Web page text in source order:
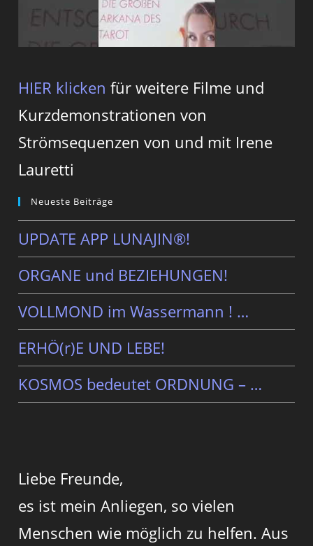
HIER klicken für weitere Filme und
Kurzdemonstrationen von
Strömsequenzen von und mit Irene
Lauretti
Neueste Beiträge
UPDATE APP LUNAJIN®!
ORGANE und BEZIEHUNGEN!
VOLLMOND im Wassermann ! …
ERHÖ(r)E UND LEBE!
KOSMOS bedeutet ORDNUNG – …
Liebe Freunde,
es ist mein Anliegen, so vielen
Menschen wie möglich zu helfen. Aus